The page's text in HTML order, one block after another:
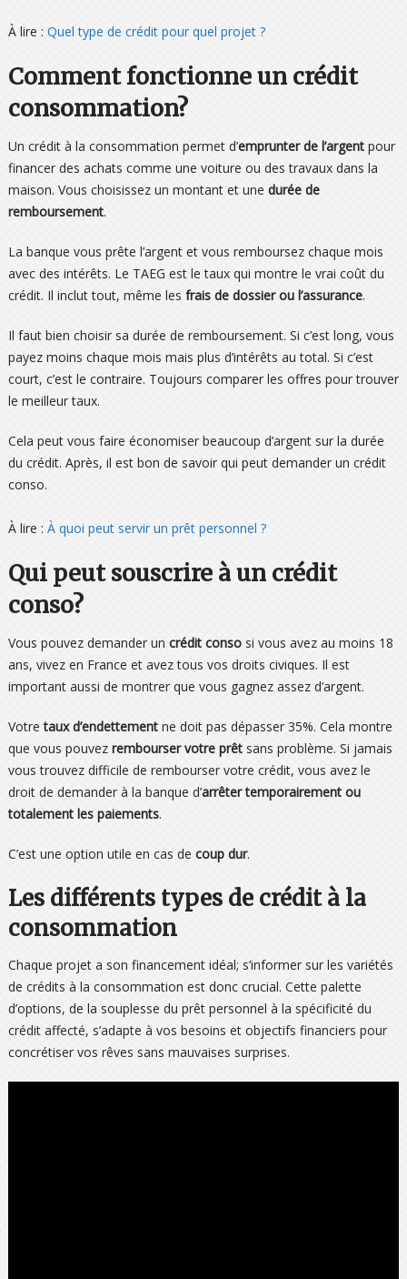
À lire : Quel type de crédit pour quel projet ?
Comment fonctionne un crédit
consommation?
Un crédit à la consommation permet d’emprunter de l’argentpour
financer des achats comme une voiture ou des travaux dans la
maison. Vous choisissez un montant et une durée de
remboursement.
La banque vous prête l’argent et vous remboursez chaque mois
avec des intérêts. Le TAEG est le taux qui montre le vrai coût du
crédit. Il inclut tout, même les frais de dossier ou l’assurance.
Il faut bien choisir sa durée de remboursement. Si c’est long, vous
payez moins chaque mois mais plus d’intérêts au total. Si c’est
court, c’est le contraire. Toujours comparer les offres pour trouver
le meilleur taux.
Cela peut vous faire économiser beaucoup d’argent sur la durée
du crédit. Après, il est bon de savoir qui peut demander un crédit
conso.
À lire : À quoi peut servir un prêt personnel ?
Qui peut souscrire à un crédit
conso?
Vous pouvez demander un crédit consosi vous avez au moins 18
ans, vivez en France et avez tous vos droits civiques. Il est
important aussi de montrer que vous gagnez assez d’argent.
Votretaux d’endettementne doit pas dépasser 35%. Cela montre
que vous pouvez rembourser votre prêtsans problème. Si jamais
vous trouvez difficile de rembourser votre crédit, vous avez le
droit de demander à la banque d’arrêter temporairement ou
totalement les paiements.
C’est une option utile en cas de coup dur.
Les différents types de crédit à la
consommation
Chaque projet a son financement idéal; s’informer sur les variétés
de crédits à la consommation est donc crucial. Cette palette
d’options, de la souplesse du prêt personnel à la spécificité du
crédit affecté, s’adapte à vos besoins et objectifs financiers pour
concrétiser vos rêves sans mauvaises surprises.